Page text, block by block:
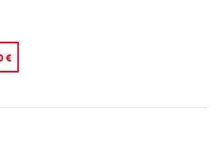
€